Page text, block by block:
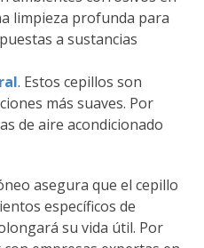
limpieza profunda para
a sustancias
. Estos cepillos son
más suaves. Por
de aire acondicionado
asegura que el cepillo
específicos de
su vida útil. Por